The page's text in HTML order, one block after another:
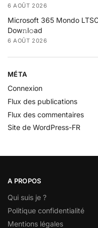
6 AOÛT 2026
Microsoft 365 Mondo
Dow𝚗l𝚘аd
6 AOÛT 2026
MÉTA
Connexion
Flux des publications
Flux des commentaires
Site de WordPress-FR
A PROPOS
Qui suis je ?
Politique confidentialité
Mentions légales